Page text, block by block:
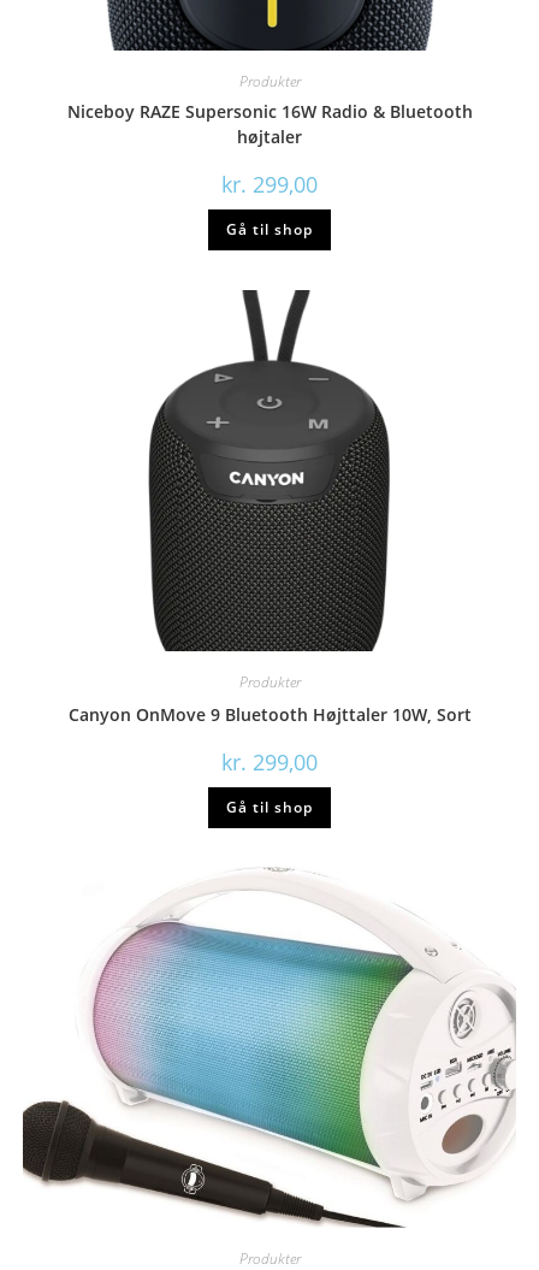
Produkter
Niceboy RAZE Supersonic 16W Radio & Bluetooth
højtaler
kr. 299,00
Gå til shop
Produkter
Canyon OnMove 9 Bluetooth Højttaler 10W, Sort
kr. 299,00
Gå til shop
Produkter